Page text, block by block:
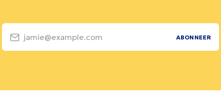
jamie@example.com ABONNEER